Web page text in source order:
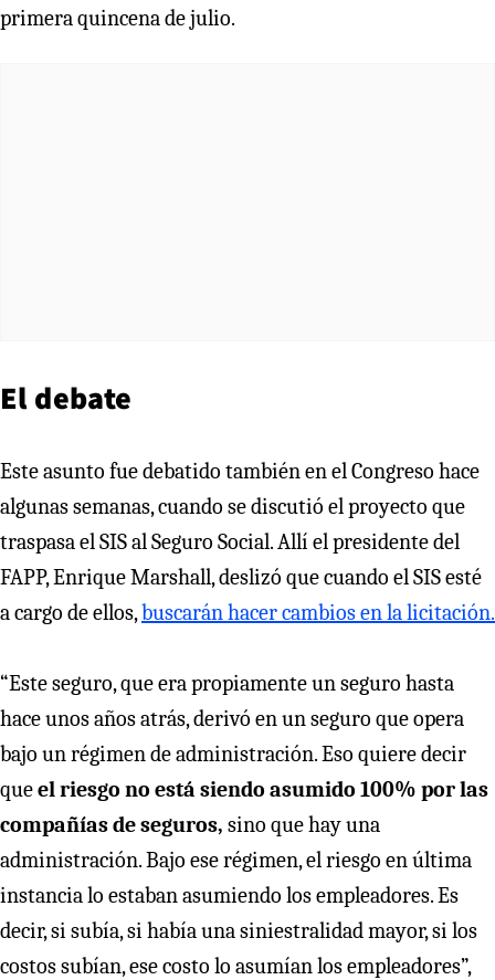
primera quincena de julio.
El debate
Este asunto fue debatido también en el Congreso hace
algunas semanas, cuando se discutió el proyecto que
traspasa el SIS al Seguro Social. Allí el presidente del
FAPP, Enrique Marshall, deslizó que cuando el SIS esté
a cargo de ellos,buscarán hacer cambios en la licitación.
“Este seguro, que era propiamente un seguro hasta
hace unos años atrás, derivó en un seguro que opera
bajo un régimen de administración. Eso quiere decir
queel riesgo no está siendo asumido 100% por las
compañías de seguros, sino que hay una
administración. Bajo ese régimen, el riesgo en última
instancia lo estaban asumiendo los empleadores. Es
decir, si subía, si había una siniestralidad mayor, si los
costos subían, ese costo lo asumían los empleadores”,